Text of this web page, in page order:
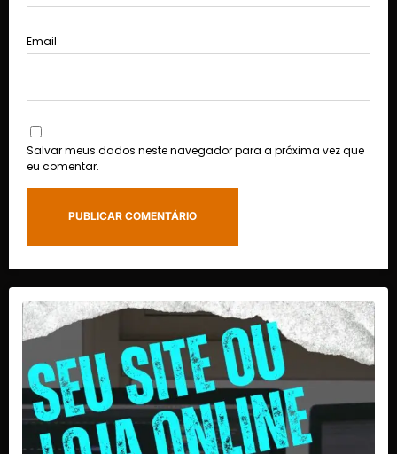
Email
Salvar meus dados neste navegador para a próxima vez que
eu comentar.